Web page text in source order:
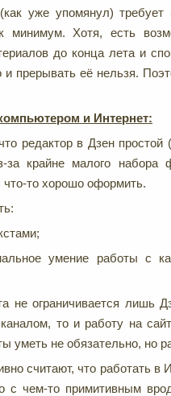
уже упомянул)
минимум. Хотя, есть
до конца лета и
и прерывать её нельзя.
и Интернет:
редактор в Дзен простой
за крайне малого
что-то хорошо оформить.
умение работы с
не ограничивается лишь
то и работу на
уметь не обязательно, но
считают, что работать
с чем-то примитивным